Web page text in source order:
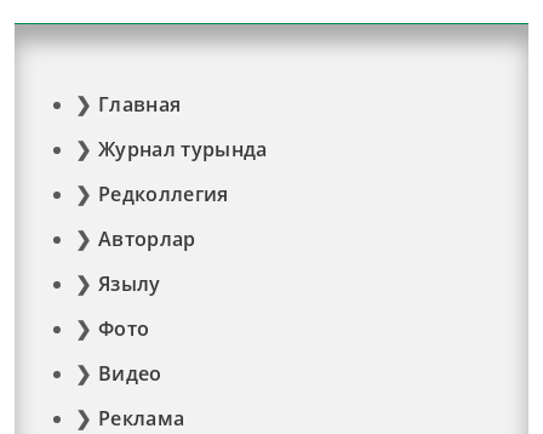
Главная
Журнал турында
Редколлегия
Авторлар
Язылу
Фото
Видео
Реклама